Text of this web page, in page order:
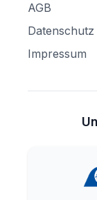
AGB
Datenschutz
Impressum